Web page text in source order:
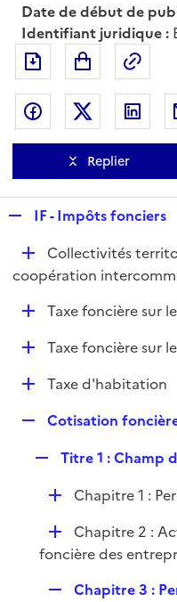
Date de début de
Identifiant juridique :
Exporter le
Partager surPartager
Replier
p
l
i
e
r
IF - Impôts fonciers
D
é
Collectivités
coopération
DTaxe foncière sur
D
e
Taxe foncière sur
D
p
Taxe d'habitation
p
r
Cotisation
p
l
i
e
r
Titre 1 : Champ
D
l
Chapitre 1 :
D
é
Chapitre 2 :
foncière des
Chapitre 3 :